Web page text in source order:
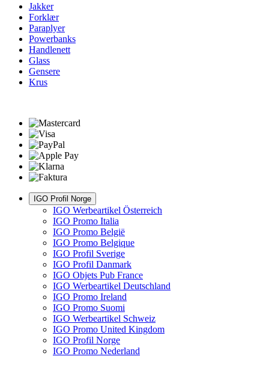
Jakker
Forklær
Paraplyer
Powerbanks
Handlenett
Glass
Gensere
Krus
IGO Profil Norge
IGO Werbeartikel Österreich
IGO Promo Italia
IGO Promo België
IGO Promo Belgique
IGO Profil Sverige
IGO Profil Danmark
IGO Objets Pub France
IGO Werbeartikel Deutschland
IGO Promo Ireland
IGO Promo Suomi
IGO Werbeartikel Schweiz
IGO Promo United Kingdom
IGO Profil Norge
IGO Promo Nederland